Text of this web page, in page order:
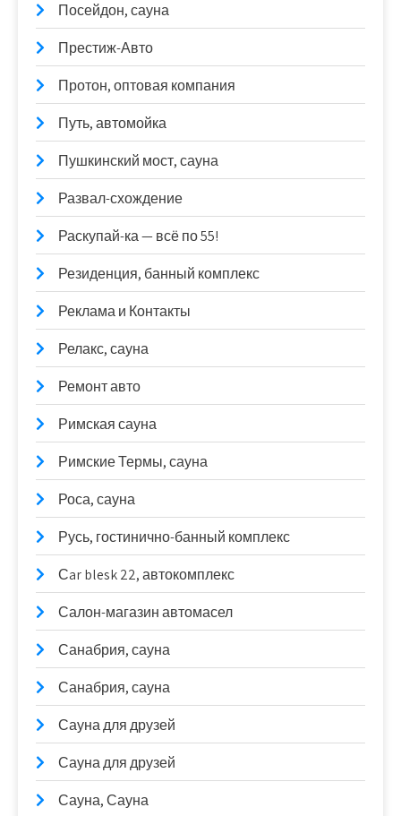
Посейдон, сауна
Престиж-Авто
Протон, оптовая компания
Путь, автомойка
Пушкинский мост, сауна
Развал-схождение
Раскупай-ка — всё по 55!
Резиденция, банный комплекс
Реклама и Контакты
Релакс, сауна
Ремонт авто
Римская сауна
Римские Термы, сауна
Роса, сауна
Русь, гостинично-банный комплекс
Сar blesk 22, автокомплекс
Салон-магазин автомасел
Санабрия, сауна
Санабрия, сауна
Сауна для друзей
Сауна для друзей
Сауна, Сауна